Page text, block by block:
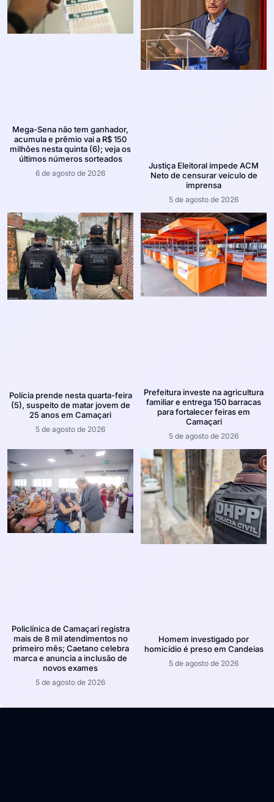
Mega-Sena não tem ganhador,
acumula e prêmio vai a R$ 150
milhões nesta quinta (6); veja os
últimos números sorteados
6 de agosto de 2026
Justiça Eleitoral impede ACM
Neto de censurar veículo de
imprensa
5 de agosto de 2026
Polícia prende nesta quarta-feira
(5), suspeito de matar jovem de
25 anos em Camaçari
5 de agosto de 2026
Prefeitura investe na agricultura
familiar e entrega 150 barracas
para fortalecer feiras em
Camaçari
5 de agosto de 2026
Policlínica de Camaçari registra
mais de 8 mil atendimentos no
primeiro mês; Caetano celebra
marca e anuncia a inclusão de
novos exames
5 de agosto de 2026
Homem investigado por
homicídio é preso em Candeias
5 de agosto de 2026